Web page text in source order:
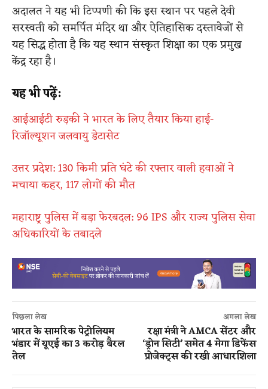
अदालत ने यह भी टिप्पणी की कि इस स्थान पर पहले देवी
सरस्वती को समर्पित मंदिर था और ऐतिहासिक दस्तावेजों से
यह सिद्ध होता है कि यह स्थान संस्कृत शिक्षा का एक प्रमुख
केंद्र रहा है।
यह भी पढ़ें:
आईआईटी रुड़की ने भारत के लिए तैयार किया हाई-
रिजॉल्यूशन जलवायु डेटासेट
उत्तर प्रदेश: 130 किमी प्रति घंटे की रफ्तार वाली हवाओं ने
मचाया कहर, 117 लोगों की मौत
महाराष्ट्र पुलिस में बड़ा फेरबदल: 96 IPS और राज्य पुलिस सेवा
अधिकारियों के तबादले
पिछला लेख
भारत के सामरिक पेट्रोलियम
भंडार में यूएई का 3 करोड़ बैरल
तेल
अगला लेख
रक्षा मंत्री ने AMCA सेंटर और
‘ड्रोन सिटी’ समेत 4 मेगा डिफेंस
प्रोजेक्ट्स की रखी आधारशिला